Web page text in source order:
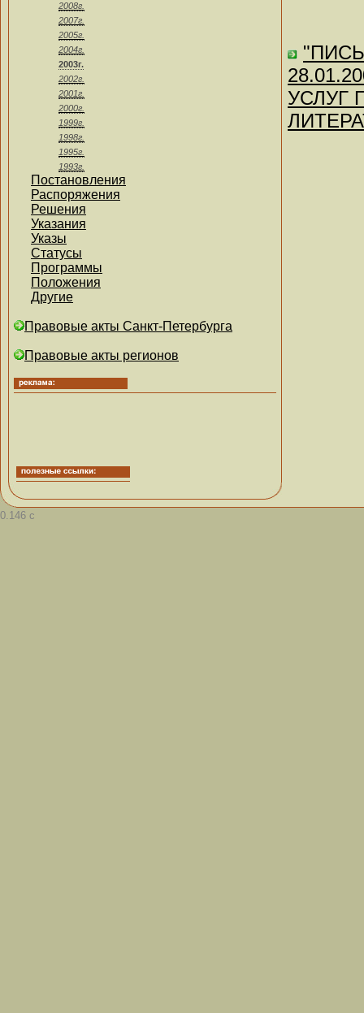
2008г.
2007г.
2005г.
2004г.
2003г.
2002г.
2001г.
2000г.
1999г.
1998г.
1995г.
1993г.
Постановления
Распоряжения
Решения
Указания
Указы
Статусы
Программы
Положения
Другие
Правовые акты Санкт-Петербурга
Правовые акты регионов
УСЛУГ
0.146 с